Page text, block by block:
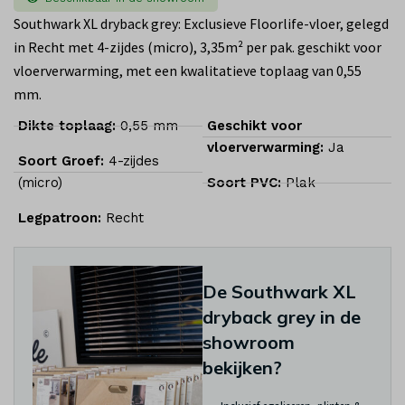
Southwark XL dryback grey: Exclusieve Floorlife-vloer, gelegd
in Recht met 4-zijdes (micro), 3,35m² per pak. geschikt voor
vloerverwarming, met een kwalitatieve toplaag van 0,55
mm.
Dikte toplaag:0,55 mm
Soort Groef: 4-zijdes
(micro)
Legpatroon: Recht
Geschikt voor
vloerverwarming: Ja
Soort PVC:Plak
De Southwark XL
dryback grey in de
showroom
bekijken?